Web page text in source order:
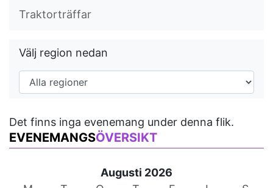
Traktorträffar
Välj region nedan
Det finns inga evenemang under denna flik.
EVENEMANGSÖVERSIKT
Augusti 2026